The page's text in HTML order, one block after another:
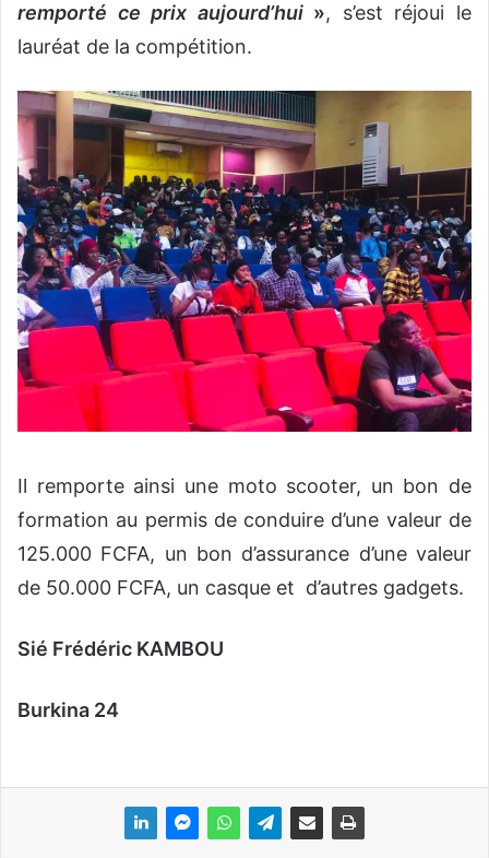
remporté ce prix aujourd’hui», s’est réjoui le
lauréat de la compétition.
Il remporte ainsi une moto scooter, un bon de
formation au permis de conduire d’une valeur de
125.000 FCFA, un bon d’assurance d’une valeur
de 50.000 FCFA, un casque et d’autres gadgets.
Sié Frédéric KAMBOU
Burkina 24